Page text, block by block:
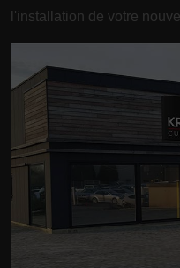
l'installation de votre